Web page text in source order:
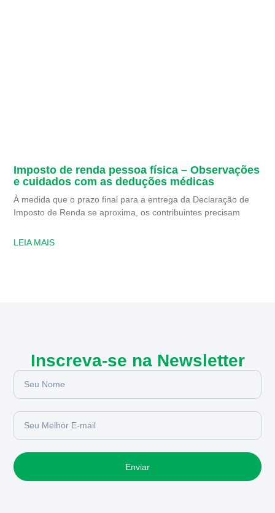
Imposto de renda pessoa física – Observações
e cuidados com as deduções médicas
À medida que o prazo final para a entrega da Declaração de
Imposto de Renda se aproxima, os contribuintes precisam
LEIA MAIS
Inscreva-se na Newsletter
Enviar